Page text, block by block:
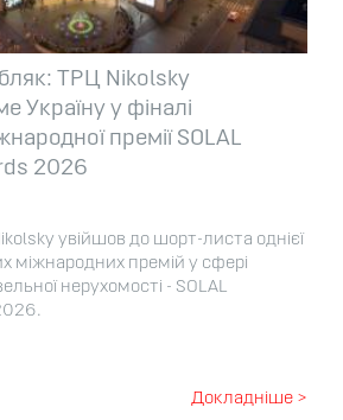
ТРЦ Nikolsky
Україну у фіналі
премії SOLAL
2026
увійшов до шорт-листа однієї
міжнародних премій у сфері
нерухомості - SOLAL
Докладніше >